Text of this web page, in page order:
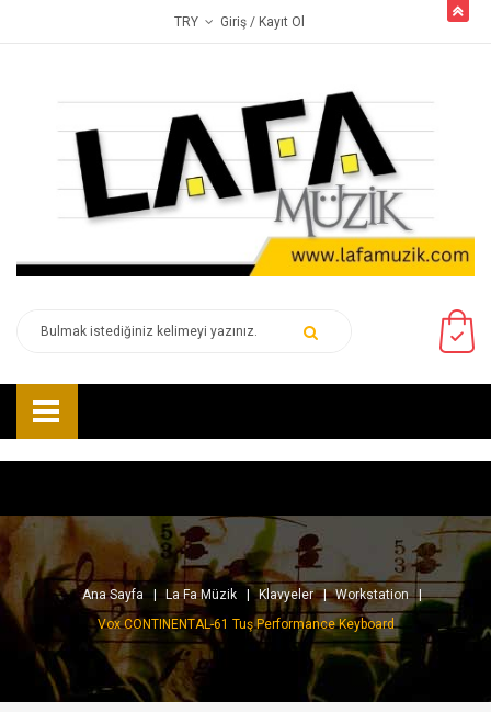
TRY Giriş / Kayıt Ol
Ana Sayfa La Fa Müzik Klavyeler
Workstation
Vox CONTINENTAL-61 Tuş Performance Keyboard